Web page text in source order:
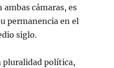
cámaras, es
permanencia en el
siglo.
pluralidad política,